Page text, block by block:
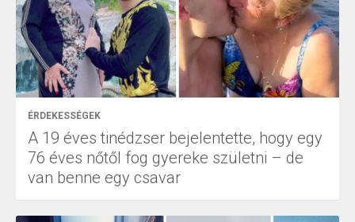
ÉRDEKESSÉGEK
A 19 éves tinédzser bejelentette, hogy egy
76 éves nőtől fog gyereke születni – de
van benne egy csavar